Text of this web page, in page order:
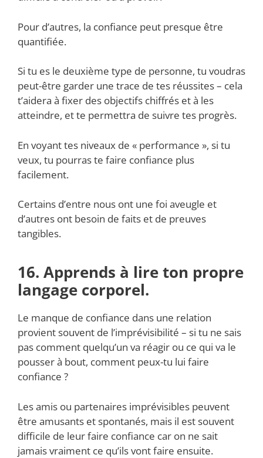
Pour d’autres, la confiance peut presque être
quantifiée.
Si tu es le deuxième type de personne, tu voudras
peut-être garder une trace de tes réussites – cela
t’aidera à fixer des objectifs chiffrés et à les
atteindre, et te permettra de suivre tes progrès.
En voyant tes niveaux de « performance », si tu
veux, tu pourras te faire confiance plus
facilement.
Certains d’entre nous ont une foi aveugle et
d’autres ont besoin de faits et de preuves
tangibles.
16. Apprends à lire ton propre
langage corporel.
Le manque de confiance dans une relation
provient souvent de l’imprévisibilité – si tu ne sais
pas comment quelqu’un va réagir ou ce qui va le
pousser à bout, comment peux-tu lui faire
confiance ?
Les amis ou partenaires imprévisibles peuvent
être amusants et spontanés, mais il est souvent
difficile de leur faire confiance car on ne sait
jamais vraiment ce qu’ils vont faire ensuite.